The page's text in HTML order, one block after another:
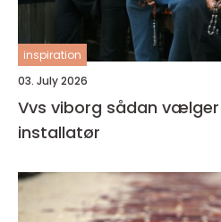
inspiration
03. July 2026
Vvs viborg sådan vælger du den rigtige
installatør